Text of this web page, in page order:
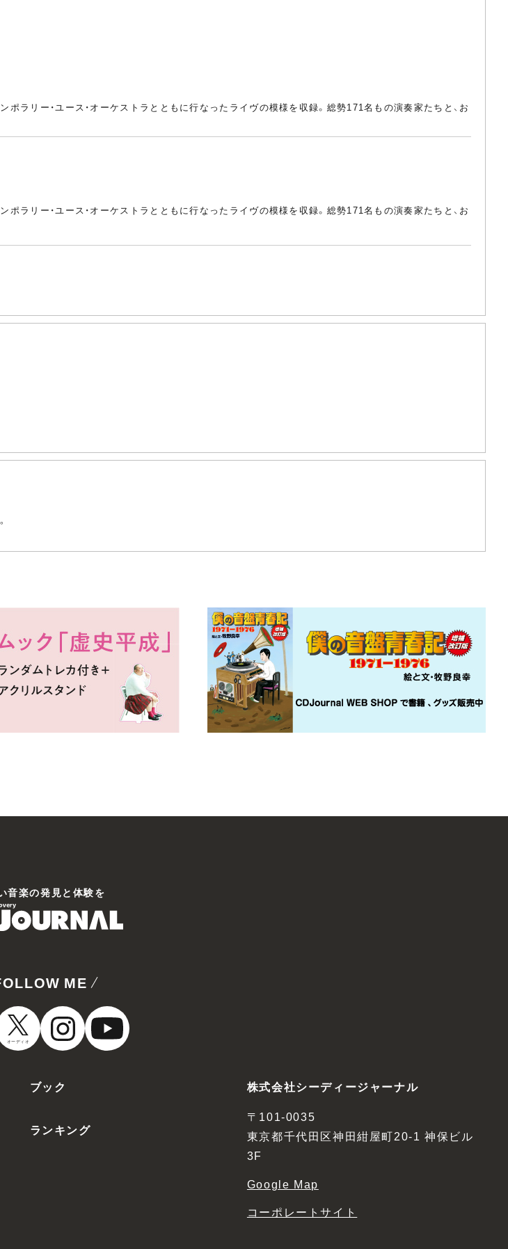
ラリー・ユース・オーケストラとともに行なったライヴの模様を収録。総勢171名もの演奏家たちと、お
ラリー・ユース・オーケストラとともに行なったライヴの模様を収録。総勢171名もの演奏家たちと、お
⾳楽の発⾒と体験を
ME
オーディオ
ブック
ランキング
株式会社シーディージャーナル
〒101-0035
東京都千代田区神田紺屋町20-1 神保ビル
3F
Google Map
コーポレートサイト